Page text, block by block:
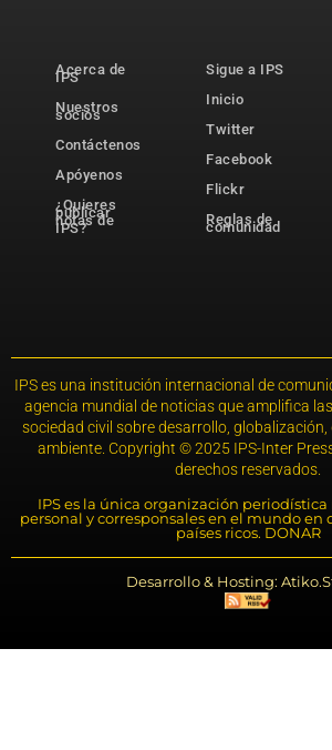
Acerca de
IPS
Nuestros
socios
Contáctenos
Apóyenos
¿Quieres
publicar
notas de
IPS?
Sigue a IPS
Inicio
Twitter
Facebook
Flickr
Reglas de
comunidad
IPS es una institución internacional de
agencia mundial de noticias que amplifica
sociedad civil sobre desarrollo,
ambiente. Copyright © 2025 IPS-Inter
derechos reservados.
IPS es la única organización
personal y corresponsales en el mundo en
países ricos. DONAR
Desarrollo & Hosting: